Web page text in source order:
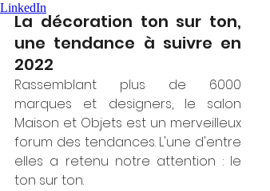
La décoration ton sur ton,
une tendance à suivre en
2022
Rassemblant plus de 6000
marques et designers, le salon
Maison et Objets est un merveilleux
forum des tendances. L'une d'entre
elles a retenu notre attention : le
ton sur ton.
LinkedIn